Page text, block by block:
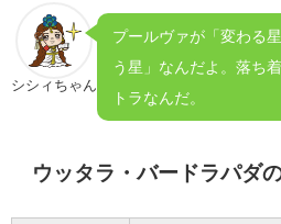
シシィちゃん
プールヴァが「変わる
う星」なんだよ。落ち
トラなんだ。
ウッタラ・バードラパダ